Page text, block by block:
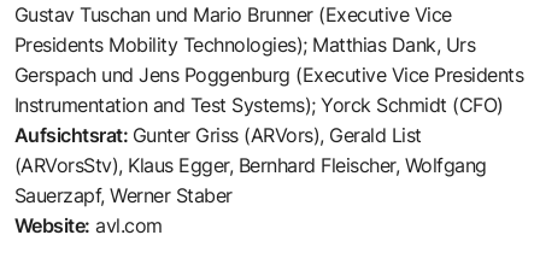
Gustav Tuschan und Mario Brunner (Executive Vice
Presidents Mobility Technologies); Matthias Dank, Urs
Gerspach und Jens Poggenburg (Executive Vice Presidents
Instrumentation and Test Systems); Yorck Schmidt (CFO)
Aufsichtsrat: Gunter Griss (ARVors), Gerald List
(ARVorsStv), Klaus Egger, Bernhard Fleischer, Wolfgang
Sauerzapf, Werner Staber
Website: avl.com